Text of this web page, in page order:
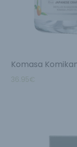
Komasa
36.95€